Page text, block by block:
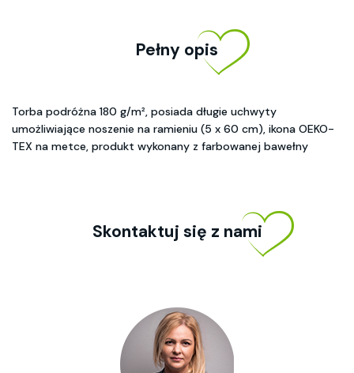
Pełny opis
Torba podróżna 180 g/m², posiada długie uchwyty
umożliwiające noszenie na ramieniu (5 x 60 cm), ikona OEKO-
TEX na metce, produkt wykonany z farbowanej bawełny
Skontaktuj się z nami